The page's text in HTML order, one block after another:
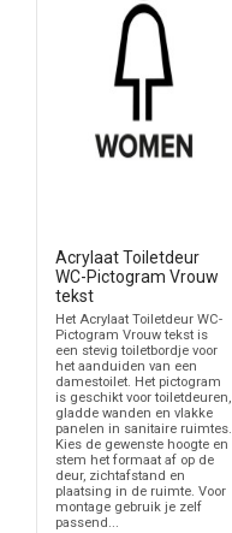
Acrylaat Toiletdeur
WC-Pictogram Vrouw
tekst
Het Acrylaat Toiletdeur WC-
Pictogram Vrouw tekst is
een stevig toiletbordje voor
het aanduiden van een
damestoilet. Het pictogram
is geschikt voor toiletdeuren,
gladde wanden en vlakke
panelen in sanitaire ruimtes.
Kies de gewenste hoogte en
stem het formaat af op de
deur, zichtafstand en
plaatsing in de ruimte. Voor
montage gebruik je zelf
passend...